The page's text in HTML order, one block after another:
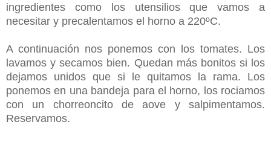
ingredientes como los utensilios que vamos a
necesitar y precalentamos el horno a 220ºC.
A continuación nos ponemos con los tomates. Los
lavamos y secamos bien. Quedan más bonitos si los
dejamos unidos que si le quitamos la rama. Los
ponemos en una bandeja para el horno, los rociamos
con un chorreoncito de aove y salpimentamos.
Reservamos.